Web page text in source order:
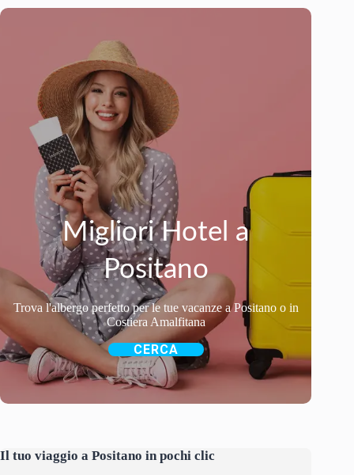
Migliori Hotel a
Positano
Trova l'albergo perfetto per le tue vacanze a Positano o in
Costiera Amalfitana
CERCA
Il tuo viaggio a Positano in pochi clic